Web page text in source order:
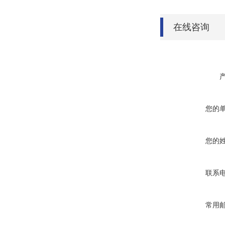
在线咨询
您的
您的
联系
常用